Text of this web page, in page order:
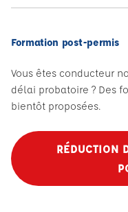
Formation post-permis
Vous êtes conducteur
délai probatoire ? Des
bientôt proposées.
RÉDUCTION